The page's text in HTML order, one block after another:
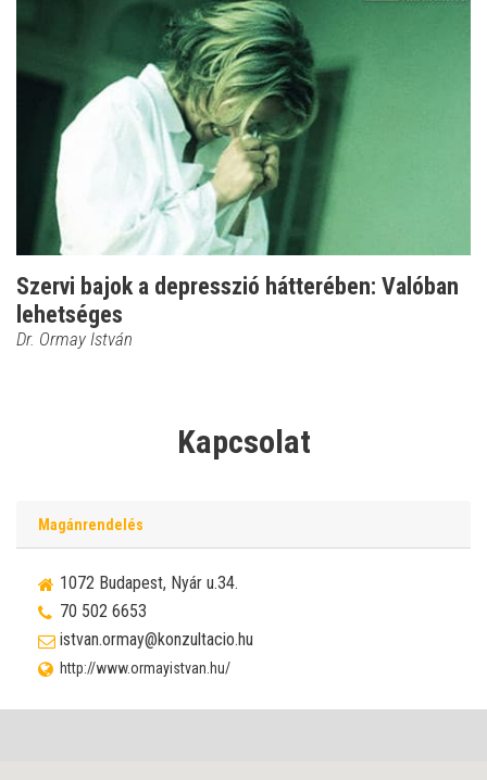
Szervi bajok a depresszió hátterében: Valóban
lehetséges
Dr. Ormay István
Kapcsolat
Magánrendelés
1072 Budapest, Nyár u.34.
70 502 6653
istvan.ormay@konzultacio.hu
http://www.ormayistvan.hu/